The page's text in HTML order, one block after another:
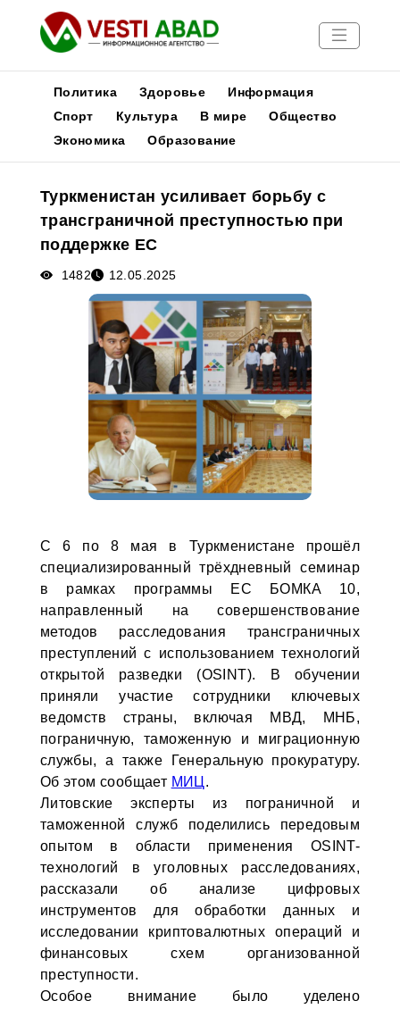
Новости
Медиа
Афиша
Политика Здоровье
Информация
Спорт
Культура В мире
Общество
Экономика
Образование
Туркменистан усиливает борьбу с
трансграничной преступностью при
поддержке ЕС
1482 12.05.2025
С 6 по 8 мая в Туркменистане прошёл
специализированный трёхдневный семинар
в рамках программы ЕС БОМКА 10,
направленный на совершенствование
методов расследования трансграничных
преступлений с использованием технологий
открытой разведки (OSINT). В обучении
приняли участие сотрудники ключевых
ведомств страны, включая МВД, МНБ,
пограничную, таможенную и миграционную
службы, а также Генеральную прокуратуру.
Об этом сообщает МИЦ .
Литовские эксперты из пограничной и
таможенной служб поделились передовым
опытом в области применения OSINT-
технологий в уголовных расследованиях,
рассказали об анализе цифровых
инструментов для обработки данных и
исследовании криптовалютных операций и
финансовых схем организованной
преступности.
Особое внимание было уделено